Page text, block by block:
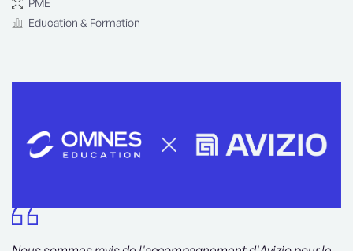
PME
Education & Formation